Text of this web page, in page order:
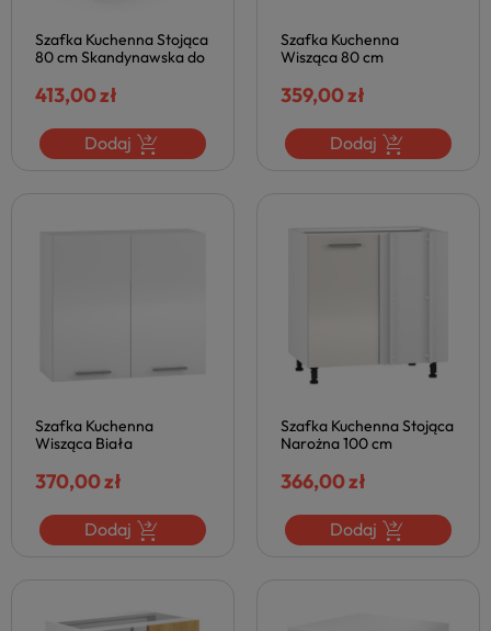
Szafka Kuchenna Stojąca
80 cm Skandynawska do
Miodowy Halmar
413,00 zł
Dodaj
Szafka Kuchenna
Wisząca 80 cm
VENTO Beżowa Połysk
Halmar
359,00 zł
Dodaj
Szafka Kuchenna
Wisząca Biała
VENTO 80 Biały Połysk
Halmar
370,00 zł
Dodaj
Szafka Kuchenna Stojąca
Narożna 100 cm
VENTO Beżowa Połysk
Halmar
366,00 zł
Dodaj